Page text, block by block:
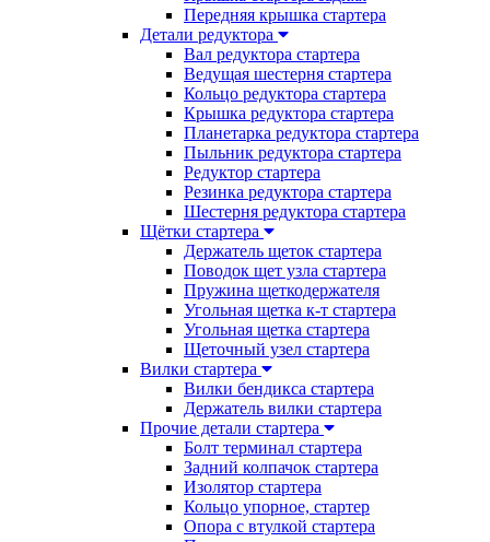
Передняя крышка стартера
Детали редуктора
Вал редуктора стартера
Ведущая шестерня стартера
Кольцо редуктора стартера
Крышка редуктора стартера
Планетарка редуктора стартера
Пыльник редуктора стартера
Редуктор стартера
Резинка редуктора стартера
Шестерня редуктора стартера
Щётки стартера
Держатель щеток стартера
Поводок щет узла стартера
Пружина щеткодержателя
Угольная щетка к-т стартера
Угольная щетка стартера
Щеточный узел стартера
Вилки стартера
Вилки бендикса стартера
Держатель вилки стартера
Прочие детали стартера
Болт терминал стартера
Задний колпачок стартера
Изолятор стартера
Кольцо упорное, стартер
Опора с втулкой стартера